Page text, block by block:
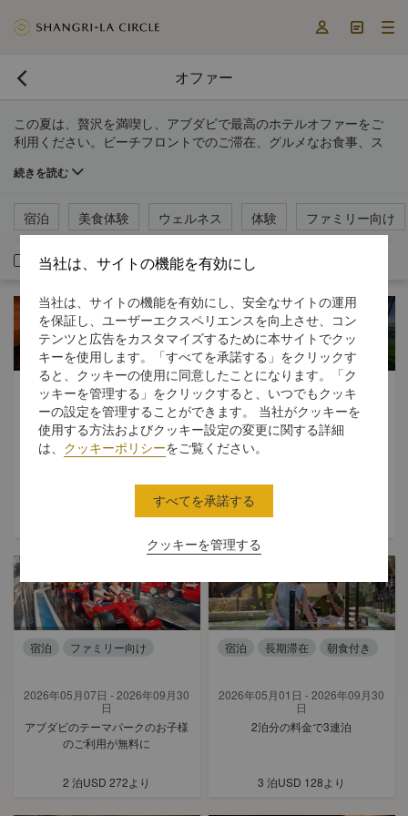
  
 オファー
この夏は、贅沢を満喫し、アブダビで最高のホテルオファーをご
利用ください。ビーチフロントでのご滞在、グルメなお食事、ス
ンをご用意しております。
続きを読む
宿泊 美食体験 ウェルネス 体験 ファミリー向け
会員限定
美食体験
2026年05月08日 - 2026年09月30
日
美食体験
2026年05月08日 - 2026年12月31
宿泊 ファミリー向け
2026年05月07日 - 2026年09月30
日
アブダビのテーマパークのお子様
のご利用が無料に
2 泊USD 272より
宿泊 長期滞在 朝食付き
2026年05月01日 - 2026年09月30
日
2泊分の料金で3連泊
3 泊USD 128より
当社は、サイトの機能を有効にし
当社は、サイトの機能を有効にし、安全なサイトの運用
を保証し、ユーザーエクスペリエンスを向上させ、コン
テンツと広告をカスタマイズするために本サイトでクッ
キーを使用します。「すべてを承諾する」をクリックす
ると、クッキーの使用に同意したことになります。「ク
ッキーを管理する」をクリックすると、いつでもクッキ
ーの設定を管理することができます。 当社がクッキーを
使用する方法およびクッキー設定の変更に関する詳細
は、 クッキーポリシーをご覧ください。
クッキーを管理する
すべてを承諾する